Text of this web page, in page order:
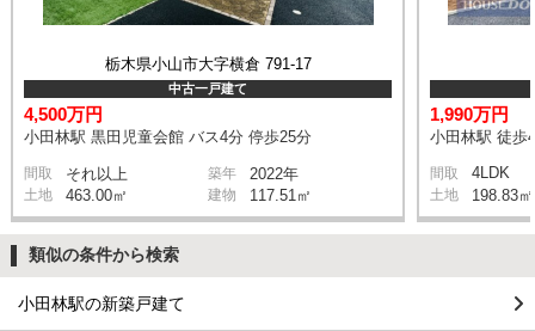
栃木県小山市大字横倉 791-17
中古一戸建て
4,500万円
小田林駅 黒田児童会館 バス4分 停歩25分
間取 それ以上 築年 2022年
土地 463.00㎡ 建物 117.51㎡
1,990万円
小田林駅 徒歩
間取 4LDK
土地 198.83㎡
類似の条件から検索
小田林駅の新築戸建て